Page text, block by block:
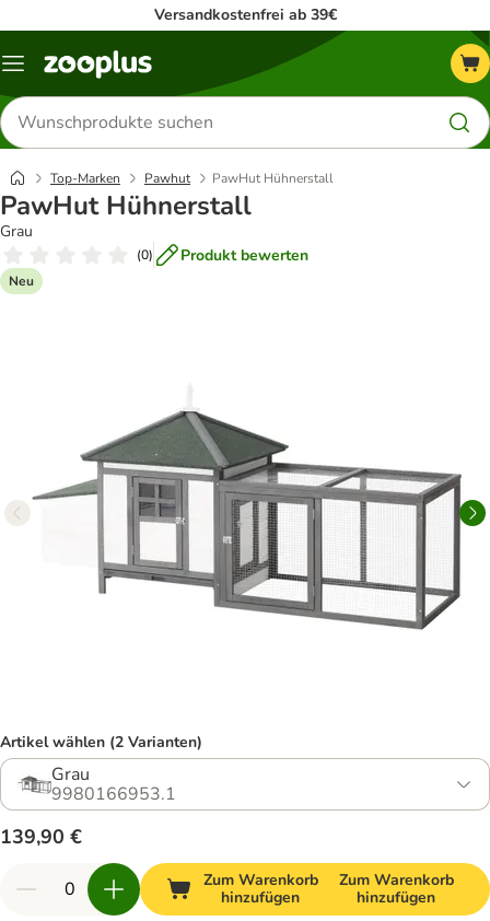
Versandkostenfrei ab 39€
Menü
Produkte
suchen
Top-Marken Pawhut PawHut Hühnerstall
PawHut Hühnerstall
Grau
(0) Produkt bewerten
Neu
Artikel wählen (2 Varianten)
Grau
9980166953.1
139,90 €
Zum Warenkorb
hinzufügen
Zum Warenkorb
hinzufügen